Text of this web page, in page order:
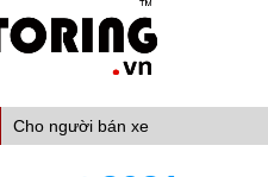
Cho người bán xe